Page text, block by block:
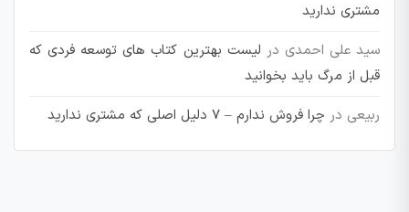
مشتری ندارید
سید علی احمدی در لیست بهترین کتاب های توسعه فردی که
قبل از مرگ باید بخوانید
ربیعی در چرا فروش ندارم – 7 دلیل اصلی که مشتری ندارید